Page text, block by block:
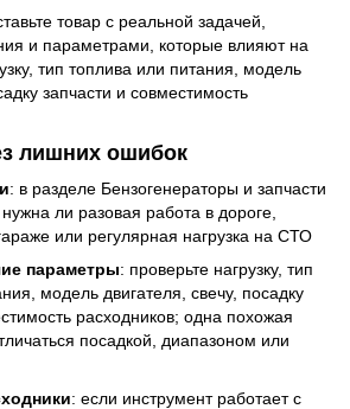
товар с реальной задачей,
и параметрами, которые влияют на
тип топлива или питания, модель
запчасти и совместимость
лишних ошибок
: в разделе Бензогенераторы и запчасти
ли разовая работа в дороге,
или регулярная нагрузка на СТО
параметры: проверьте нагрузку, тип
модель двигателя, свечу, посадку
расходников; одна похожая
посадкой, диапазоном или
: если инструмент работает с